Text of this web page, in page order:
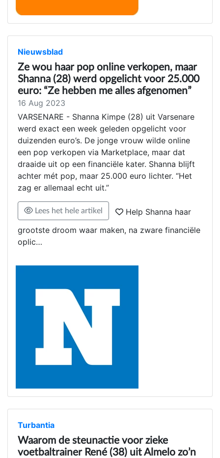
Nieuwsblad
Ze wou haar pop online verkopen, maar
Shanna (28) werd opgelicht voor 25.000
euro: “Ze hebben me alles afgenomen”
16 Aug 2023
VARSENARE - Shanna Kimpe (28) uit Varsenare
werd exact een week geleden opgelicht voor
duizenden euro’s. De jonge vrouw wilde online
een pop verkopen via Marketplace, maar dat
draaide uit op een financiële kater. Shanna blijft
achter mét pop, maar 25.000 euro lichter. “Het
zag er allemaal echt uit.”
Lees het hele artikel
Help Shanna haar
grootste droom waar maken, na zware financiële
oplic…
Turbantia
Waarom de steunactie voor zieke
voetbaltrainer René (38) uit Almelo zo’n